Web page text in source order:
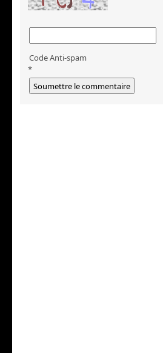
Code Anti-spam
*